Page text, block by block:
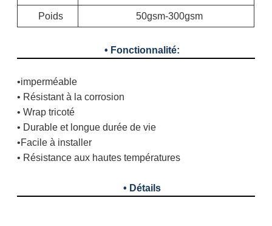
Poids 50gsm-300gsm
• Fonctionnalité:
•imperméable
• Résistant à la corrosion
• Wrap tricoté
• Durable et longue durée de vie
•Facile à installer
• Résistance aux hautes températures
• Détails